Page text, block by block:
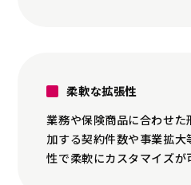
柔軟な拡張性
業務や保険商品に合わせた
加する契約件数や事業拡
性で柔軟にカスタマイズが